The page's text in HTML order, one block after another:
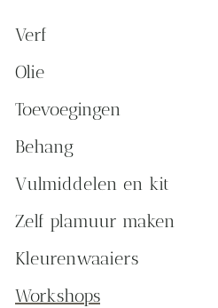
Verf
Olie
Toevoegingen
Behang
Vulmiddelen en kit
Zelf plamuur maken
Kleurenwaaiers
Workshops